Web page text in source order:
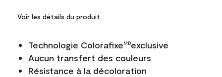
Voir les détails du produit
Technologie ColorafixeMDexclusive
Aucun transfert des couleurs
Résistance à la décoloration